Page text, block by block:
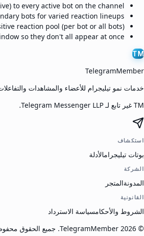
to every active bot on the channel.
bots for varied reaction lineups.
reaction pool (per bot or all bots).
so they don't all appear at once.
TM
TelegramMember
خدمات نمو تيليجرام للأعضاء والمشاهدات
TM غير تابع لـ Telegram Messenger LLP.
استكشاف
بوتات تيليجرامالأدلة
الشركة
المدونةالمتجر
القانونية
الشروط والأحكامسياسة الاسترداد
©
2026
TelegramMember
. جميع الحقوق